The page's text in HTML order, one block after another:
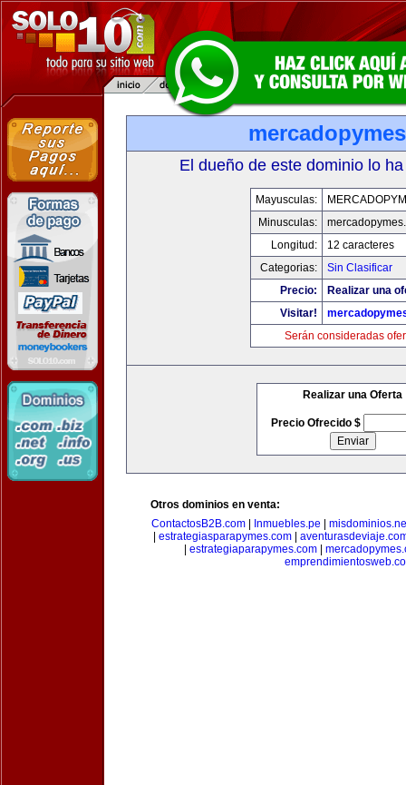
El dueño de este dominio lo
Mayusculas:
Minusculas:
Longitud:
12 caracteres
Categorias:
Sin Clasificar
Precio:
Realizar una
Visitar!
Serán consideradas
Realizar una Oferta
Precio Ofrecido $
Otros dominios en venta:
ContactosB2B.com
Inmuebles.pe
estrategiasparapymes.com|
estrategiaparapymes.com|